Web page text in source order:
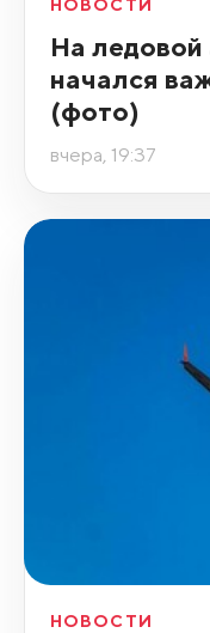
НОВОСТИ
На ледовой
начался
(фото)
вчера, 19:37
НОВОСТИ